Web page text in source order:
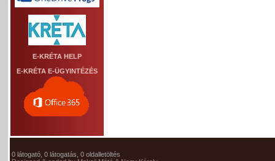
E-KRÉTA HELP
E-KRÉTA E-ÜGYINTÉZÉS
0 látogató, 0 látogatás, 0 oldalletöltés